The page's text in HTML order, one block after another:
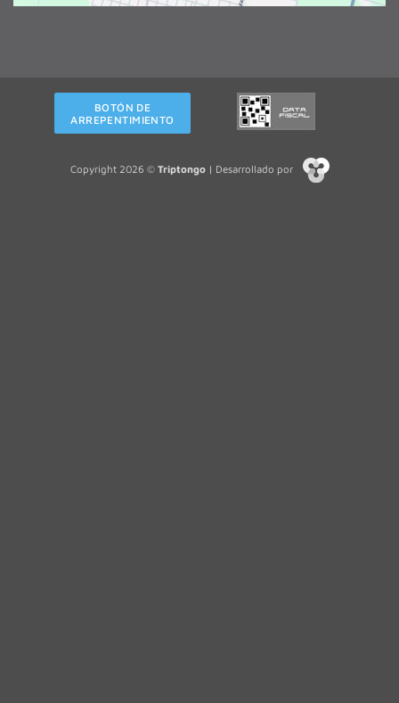
BOTÓN DE
ARREPENTIMIENTO
Copyright 2026 © Triptongo| Desarrollado por